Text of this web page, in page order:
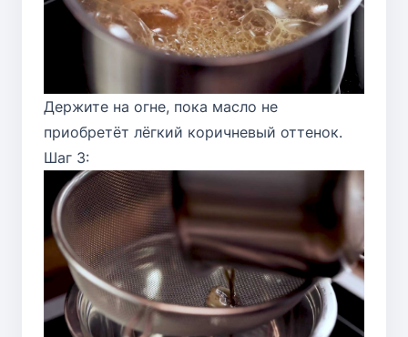
Держите на огне, пока масло не
приобретёт лёгкий коричневый оттенок.
Шаг 3: